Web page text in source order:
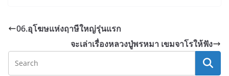
06.อุโฆษแห่งฤาษีใหญ่รุ่นแรก
จะเล่าเรื่องหลวงปู่พรหมา เขมจาโรให้ฟัง